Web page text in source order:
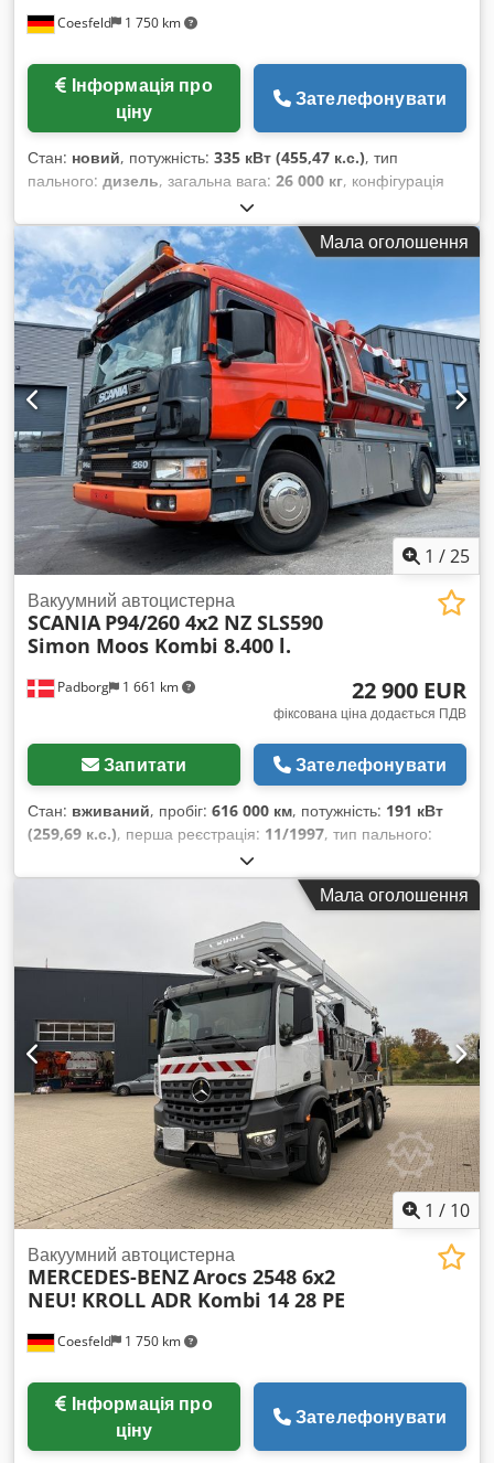
Coesfeld 1 750 km
ціну
Зателефонувати
Стан: новий, потужність: 335 кВт (455,47 к.с.), тип
пального: дизель, загальна вага: 26 000 кг, конфігурація
, тип передачі:
загальна ширина:2 550 мм, загальна висота:3 650 мм, Рік
виготовлення:
2023, Обладнання: ABS, електронна
програма стабільності (ESP), кондиціонер
Мала оголошення
1 /25
Padborg 1 661 km
Вакуумний автоцистерна
SCANIA P94/260 4x2 NZ SLS590
Simon Moos Kombi 8.400 l.
22 900 EUR
фіксована ціна додається ПДВ
Запитати Зателефонувати
Стан: вживаний, пробіг: 616 000 км, потужність: 191 кВт
(259,69 к.с.), перша реєстрація: 11/1997, тип пального:
18 000 кг
тип передачі:механічний, клас викидів:євро2, Рік
ABS, Мала оголошення
1 / 10
Coesfeld 1 750 km
Вакуумний автоцистерна
MERCEDES-BENZArocs 2548 6x2
NEU! KROLL ADR Kombi 14 28 PE
ціну
Зателефонувати